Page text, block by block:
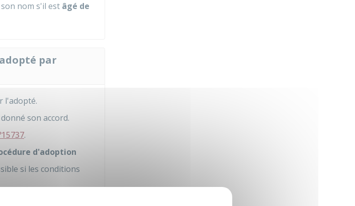
nom s'il est âgé de
par
l'adopté.
son accord.
.
d'adoption
si les conditions